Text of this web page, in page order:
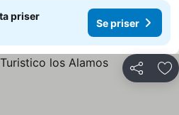
priser
Se priser
Dela